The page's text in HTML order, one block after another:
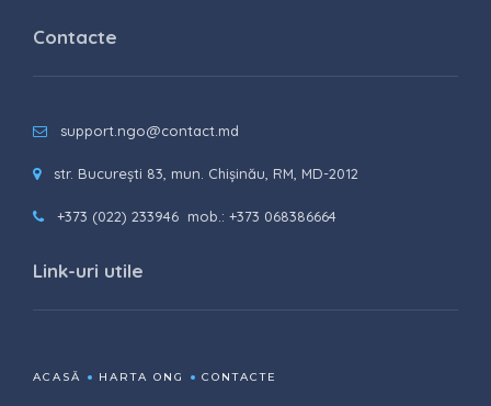
Contacte
support.ngo@contact.md
str. București 83, mun. Chișinău, RM, MD-2012
+373 (022) 233946 mob.: +373 068386664
Link-uri utile
ACASĂ HARTA ONG CONTACTE